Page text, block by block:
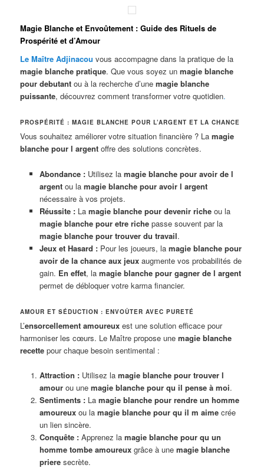
Magie Blanche et Envoûtement : Guide des Rituels de
Prospérité et d’Amour
Le Maître Adjinacou vous accompagne dans la pratique de la
magie blanche pratique. Que vous soyez unmagie blanche
pour debutant ou à la recherche d’unemagie blanche
puissante, découvrez comment transformer votre quotidien.
PROSPÉRITÉ : MAGIE BLANCHE POUR L’ARGENT ET LA CHANCE
Vous souhaitez améliorer votre situation financière ? Lamagie
blanche pour l argent offre des solutions concrètes.
Abondance :Utilisez la magie blanche pour avoir de l
argentou la magie blanche pour avoir l argent
nécessaire à vos projets.
Réussite :La magie blanche pour devenir richeou la
magie blanche pour etre richepasse souvent par la
magie blanche pour trouver du travail.
Jeux et Hasard :Pour les joueurs, la magie blanche pour
avoir de la chance aux jeuxaugmente vos probabilités de
gain. En effet, la magie blanche pour gagner de l argent
permet de débloquer votre karma financier.
AMOUR ET SÉDUCTION : ENVOÛTER AVEC PURETÉ
L’ensorcellement amoureux est une solution efficace pour
harmoniser les cœurs. Le Maître propose unemagie blanche
recette pour chaque besoin sentimental :
Attraction :Utilisez la magie blanche pour trouver l
amourou une magie blanche pour qu il pense à moi.
Sentiments :La magie blanche pour rendre un homme
amoureuxou la magie blanche pour qu il m aimecrée
un lien sincère.
Conquête :Apprenez la magie blanche pour qu un
homme tombe amoureuxgrâce à une magie blanche
prieresecrète.